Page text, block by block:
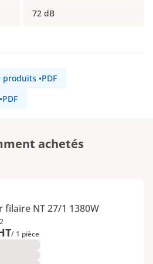
72 dB
produits •PDF
•PDF
achetés
NT 27&#x2F;1 1380W est ajouté
filaire NT 27/1 1380W
/ 1 pièce